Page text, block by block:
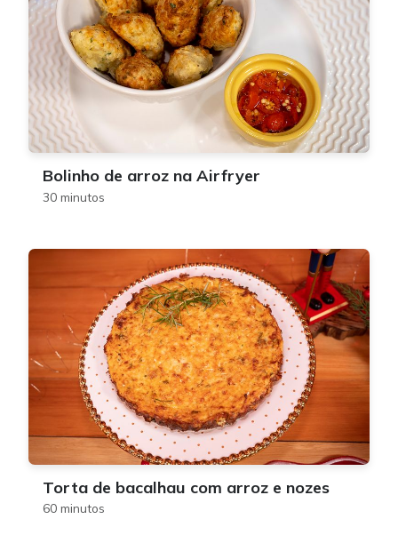
Bolinho de arroz na Airfryer
30 minutos
Torta de bacalhau com arroz e nozes
60 minutos